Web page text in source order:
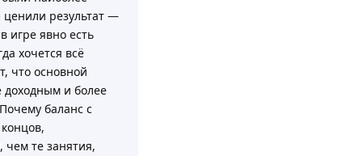
результат —
игре явно есть
хочется всё
что основной
доходным и более
баланс с
чем те занятия,